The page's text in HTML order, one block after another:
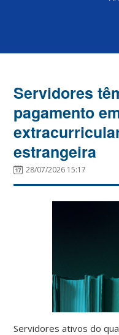
Servidores
pagamento
estrangeira
28/07/2026 15:17
Servidores ativos do